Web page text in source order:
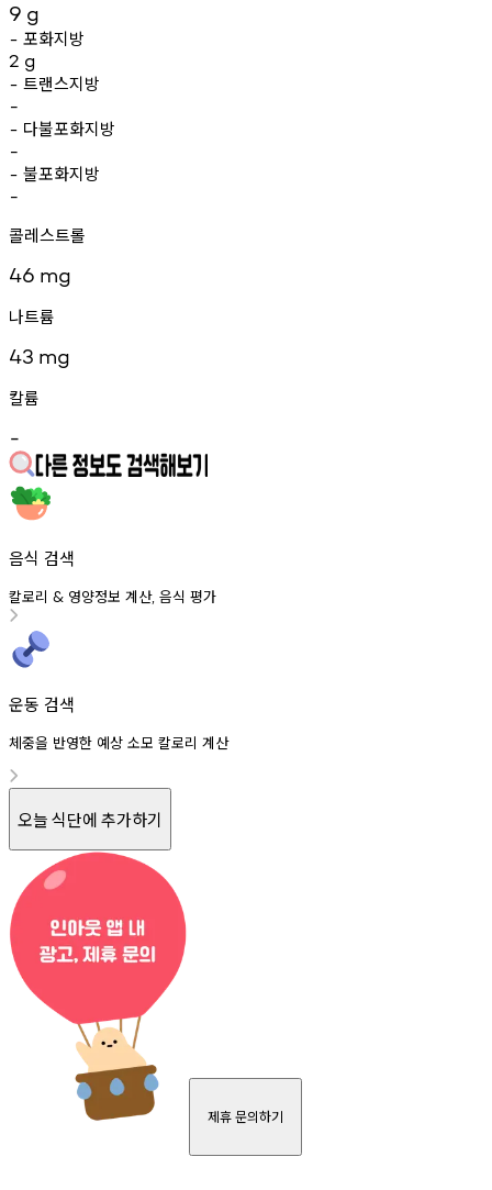
9 g
- 포화지방
2 g
- 트랜스지방
-
- 다불포화지방
-
- 불포화지방
-
콜레스트롤
46 mg
나트륨
43 mg
칼륨
-
음식 검색
칼로리 & 영양정보 계산, 음식 평가
운동 검색
체중을 반영한 예상 소모 칼로리 계산
오늘 식단에 추가하기
제휴 문의하기